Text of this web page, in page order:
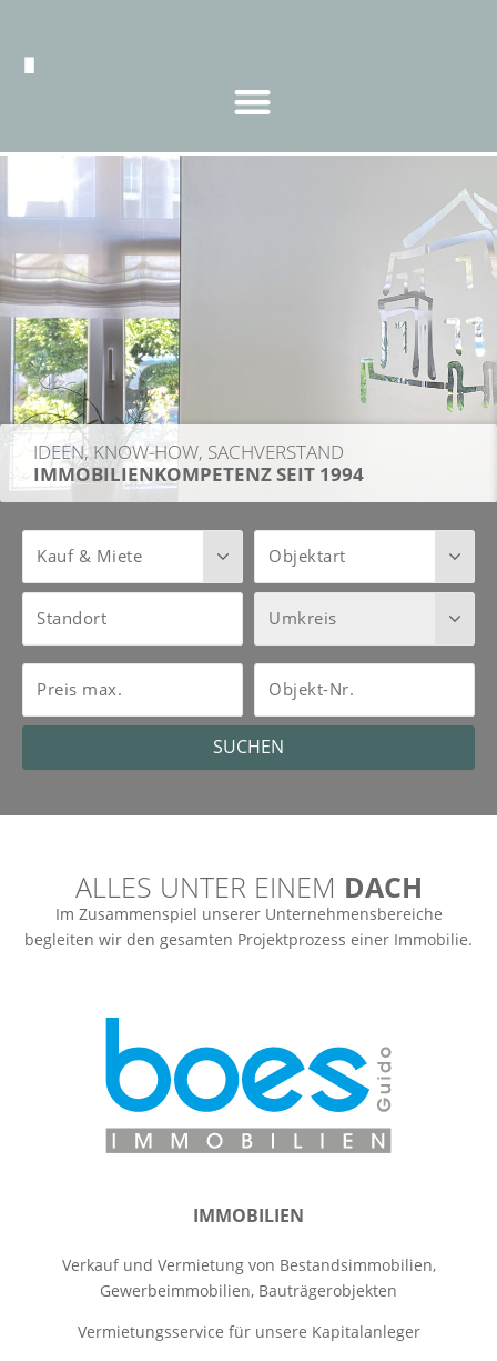
SACHVERSTAND
SEIT 1994
BOES
WIR HABEN
Kauf & Miete Objektart
Standort Umkreis
Preis max. Objekt-Nr.
SUCHEN
ALLES UNTER EINEM DACH
Im Zusammenspiel unserer Unternehmensbereiche
begleiten wir den gesamten Projektprozess einer Immobilie.
IMMOBILIEN
Verkauf und Vermietung von Bestandsimmobilien,
Gewerbeimmobilien, Bauträgerobjekten
Vermietungsservice für unsere Kapitalanleger